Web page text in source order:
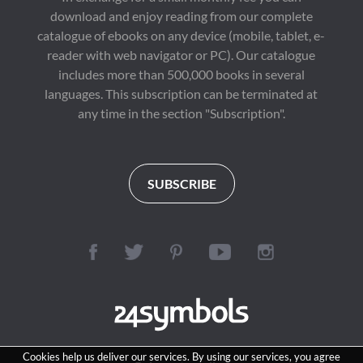
peligroso:
autosuficiente,
indomable y ya no
dispuesta a suplicar
que la descartó con
tanta
facilidad. Cuando el
destino los pone cara a
que su rechazo creó.
La compañera a la que
echó ya no espera. Ya
no se arrodilla. Y el
ahora alimentado por
la culpa, el poder y
reclamar su trono, el
Rey Alfa debe
enfrentarse a la
traicionó y aceptar las
Cookies help us deliver our services. By using our services, you agree
download and enjoy reading from our complete
catalogue of ebooks on any device (mobile, tablet, e-
reader with web navigator or PC). Our catalogue
includes more than 500,000 books in several
languages. This subscription can be terminated at
any time in the section "Subscription".
SUBSCRIBE